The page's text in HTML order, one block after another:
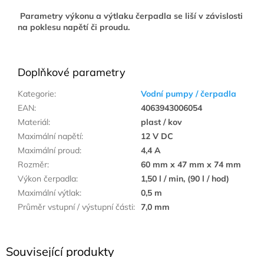
Související produkty
Parametry výkonu a výtlaku čerpadla se liší v závislosti
na poklesu napětí či proudu.
Doplňkové parametry
Kategorie:
Vodní pumpy / čerpadla
EAN:
4063943006054
Materiál:
plast / kov
Maximální napětí:
12 V DC
Maximální proud:
4,4 A
Rozměr:
60 mm x 47 mm x 74 mm
Výkon čerpadla:
1,50 l / min, (90 l / hod)
Maximální výtlak:
0,5 m
Průměr vstupní / výstupní části: 7,0 mm